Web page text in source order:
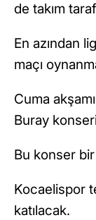
de takım
En azından
maçı
Cuma
Buray
Bu konser bir
Kocaelispor
katılacak.